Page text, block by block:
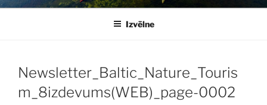
Izvēlne
Newsletter_Baltic_Nature_Touris
m_8izdevums(WEB)_page-0002